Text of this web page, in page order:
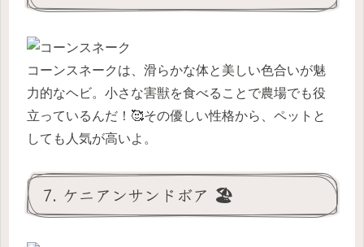
コーンスネークは、滑らかな体と美しい色合いが魅
力的なヘビ。小さな害獣を食べることで農場でも役
立っているんだ！🥰その優しい性格から、ペットと
しても人気が高いよ。
7. ケニアンサンドボア 🏖️